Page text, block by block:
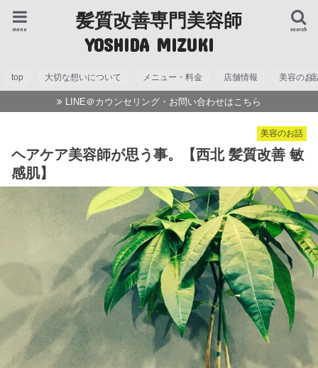
髪質改善専門美容師
YOSHIDA MIZUKI
search
menu
top 大切な想いについて メニュー・料金 店舗情報 美容のお
LINE＠カウンセリング・お問い合わせはこちら
美容のお話
ヘアケア美容師が思う事。【西北 髪質改善 敏
感肌】